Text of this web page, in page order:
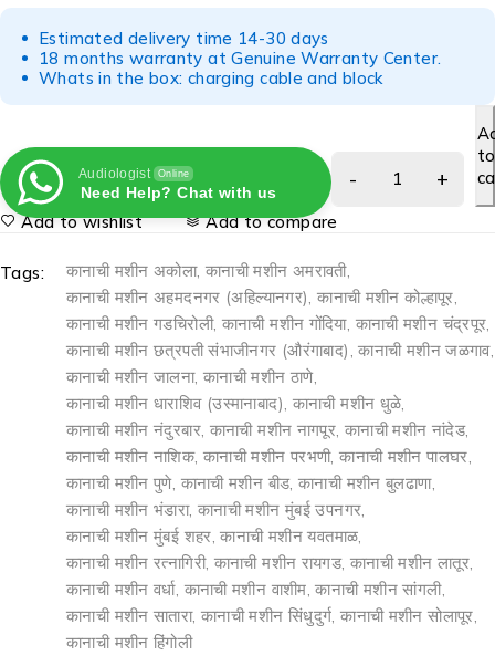
Estimated delivery time 14-30 days
18 months warranty at Genuine Warranty Center.
Whats in the box: charging cable and block
Audiologist Online
Need Help? Chat with us
to
Add to wishlist Add to compare
Tags: कानाची मशीन अकोला, कानाची मशीन अमरावती,
कानाची मशीन अहमदनगर (अहिल्यानगर) ,कानाची मशीन कोल्हापूर
कानाची मशीन गडचिरोली, कानाची मशीन गोंदिया, कानाची मशीन चंद्रपूर
कानाची मशीन छत्रपती संभाजीनगर (औरंगाबाद) ,कानाची मशीन जळगाव,
कानाची मशीन जालना, कानाची मशीन ठाणे,
कानाची मशीन धाराशिव (उस्मानाबाद) कानाची मशीन धुळे
कानाची मशीन नंदुरबार, कानाची मशीन नागपूर कानाची मशीन नांदेड,
कानाची मशीन नाशिक, कानाची मशीन परभणी,कानाची मशीन पालघर
कानाची मशीन पुणे, कानाची मशीन बीड, कानाची मशीन बुलढाणा,
कानाची मशीन भंडारा, कानाची मशीन मुंबई उपनगर
कानाची मशीन मुंबई शहर ,कानाची मशीन यवतमाळ
कानाची मशीन रत्नागिरी, कानाची मशीन रायगड, कानाची मशीन लातूर
कानाची मशीन वर्धा, कानाची मशीन वाशीम ,कानाची मशीन सांगली,
कानाची मशीन सातारा, कानाची मशीन सिंधुदुर्ग ,कानाची मशीन सोलापूर
कानाची मशीन हिंगोली